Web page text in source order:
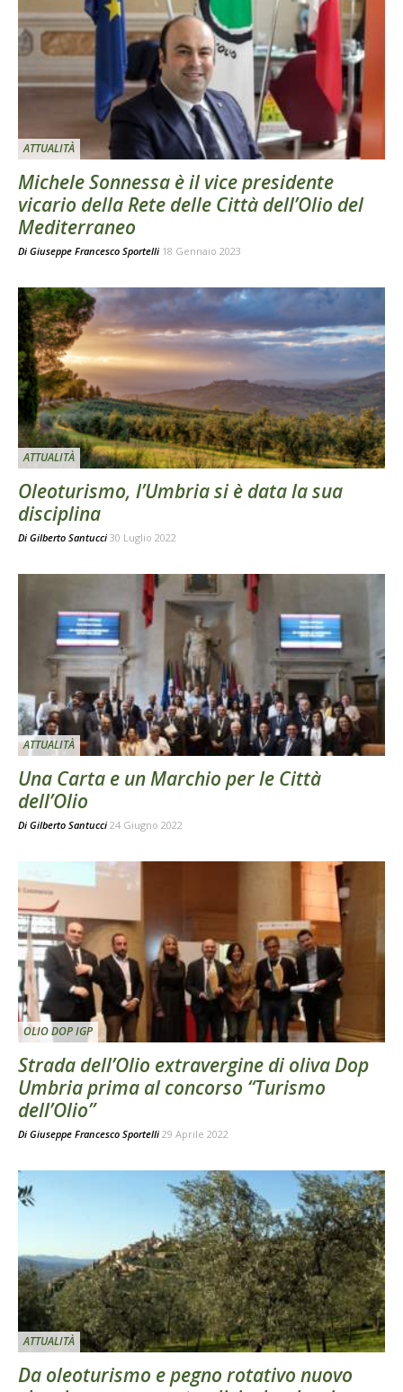
ATTUALITÀ
Michele Sonnessa è il vice presidente
vicario della Rete delle Città dell’Olio del
Mediterraneo
Di Giuseppe Francesco Sportelli 18 Gennaio 2023
ATTUALITÀ
Oleoturismo, l’Umbria si è data la sua
disciplina
Di Gilberto Santucci 30 Luglio 2022
ATTUALITÀ
Una Carta e un Marchio per le Città
dell’Olio
Di Gilberto Santucci 24 Giugno 2022
OLIO DOP IGP
Strada dell’Olio extravergine di oliva Dop
Umbria prima al concorso “Turismo
dell’Olio”
Di Giuseppe Francesco Sportelli 29 Aprile 2022
ATTUALITÀ
Da oleoturismo e pegno rotativo nuovo